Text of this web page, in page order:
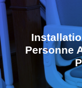
Personne